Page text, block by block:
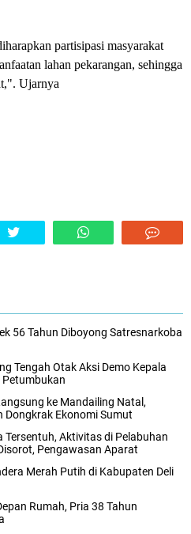
partisipasi masyarakat
lahan pekarangan, sehingga
Ujarnya
56 Tahun Diboyong Satresnarkoba
Tengah Otak Aksi Demo Kepala
Petumbukan
ke Mandailing Natal,
Ekonomi Sumut
Tersentuh, Aktivitas di Pelabuhan
Pengawasan Aparat
Merah Putih di Kabupaten Deli
Rumah, Pria 38 Tahun